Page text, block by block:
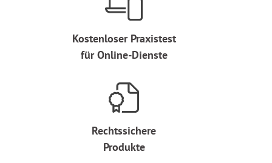
Kostenloser Praxistest
für Online-Dienste
Rechtssichere
Produkte